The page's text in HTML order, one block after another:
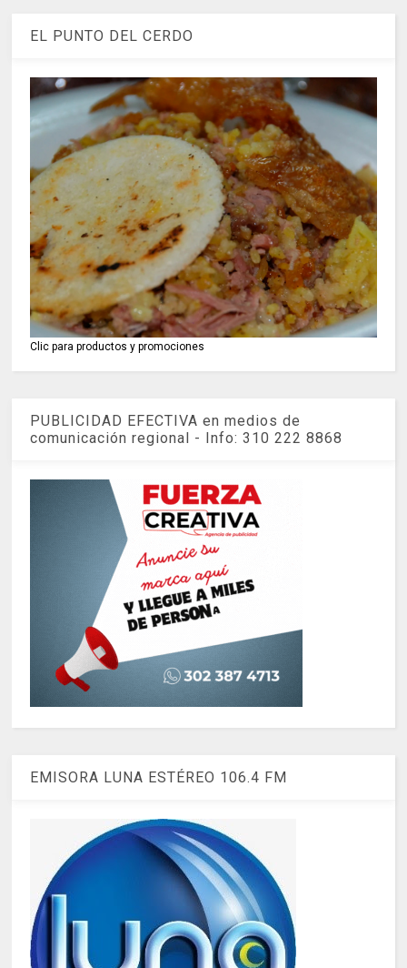
EL PUNTO DEL CERDO
Clic para productos y promociones
PUBLICIDAD EFECTIVA en medios de
comunicación regional - Info: 310 222 8868
EMISORA LUNA ESTÉREO 106.4 FM